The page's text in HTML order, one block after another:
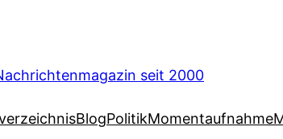
seit 2000
BlogPolitikMomentaufnahme